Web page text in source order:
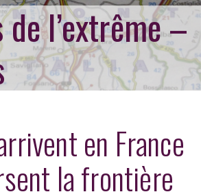
l’extrême –
en France
la frontière